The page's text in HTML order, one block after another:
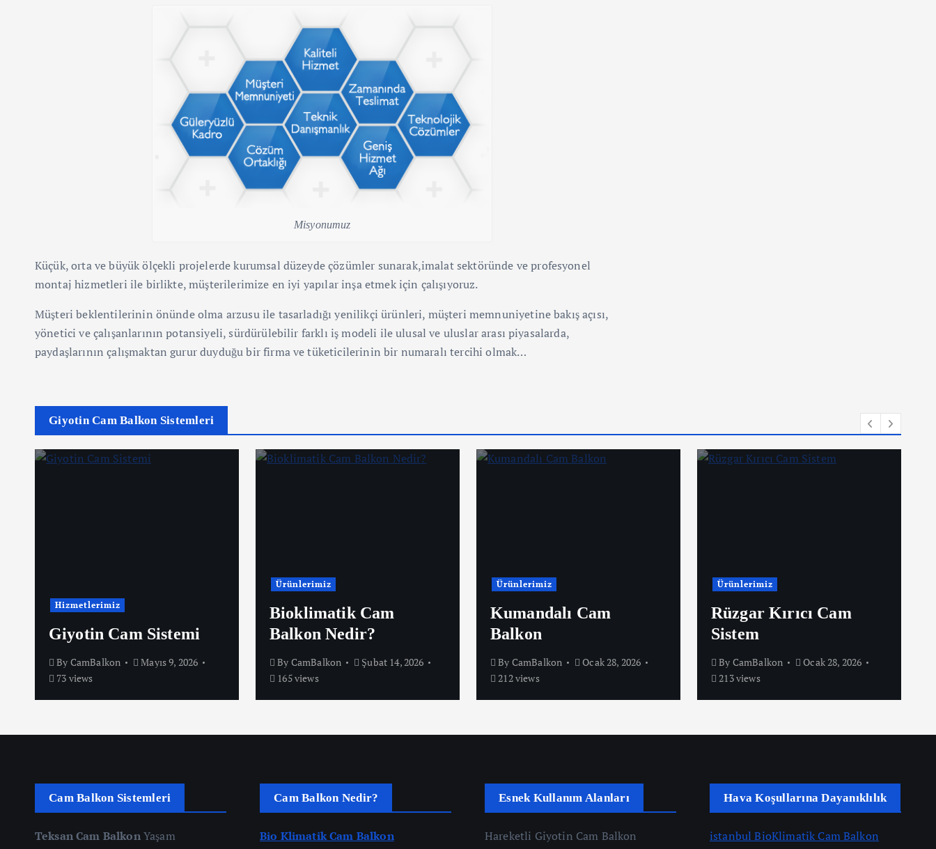
Misyonumuz
Küçük, orta ve büyük ölçekli projelerde kurumsal düzeyde çözümler sunarak,imalat sektöründe ve profesyonel
montaj hizmetleri ile birlikte, müşterilerimize en iyi yapılar inşa etmek için çalışıyoruz.
Müşteri beklentilerinin önünde olma arzusu ile tasarladığı yenilikçi ürünleri, müşteri memnuniyetine bakış açısı,
yönetici ve çalışanlarının potansiyeli, sürdürülebilir farklı iş modeli ile ulusal ve uluslar arası piyasalarda,
paydaşlarının çalışmaktan gurur duyduğu bir firma ve tüketicilerinin bir numaralı tercihi olmak…
Giyotin Cam Balkon Sistemleri
Hizmetlerimiz
Giyotin Cam Sistemi
By CamBalkon
Mayıs 9, 2026
73 views
Ürünlerimiz
Bioklimatik Cam
Balkon Nedir?
By CamBalkon
Şubat 14, 2026
165 views
Ürünlerimiz
Kumandalı Cam
Balkon
By CamBalkon
Ocak 28, 2026
212 views
Ürünlerimiz
Rüzgar Kırıcı Cam
Sistem
By CamBalkon
Ocak 28, 2026
213 views
Cam Balkon Sistemleri
Teksan Cam BalkonYaşam
Cam Balkon Nedir?
Bio Klimatik Cam Balkon
Esnek Kullanım Alanları
Hareketli Giyotin Cam Balkon
Hava Koşullarına Dayanıklılık
istanbul BioKlimatik Cam Balkon